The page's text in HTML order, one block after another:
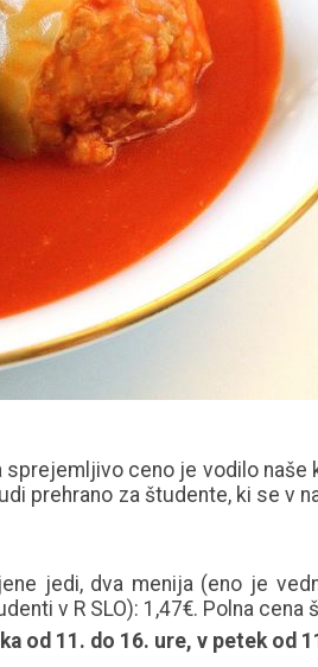
ceno je vodilo naše
prehrano za študente, ki se v
jedi, dva menija (eno je
v R SLO): 1,47€. Polna
od 11 . do 16. ure, v petek od